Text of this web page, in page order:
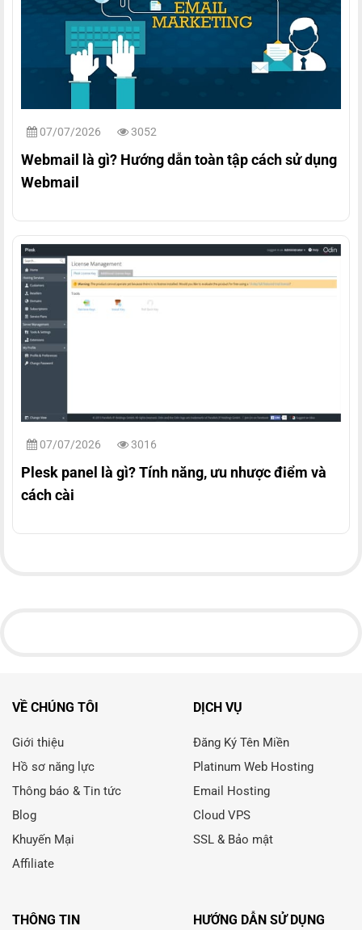
07/07/2026 3052
Webmail là gì? Hướng dẫn toàn tập cách sử dụng
Webmail
07/07/2026 3016
Plesk panel là gì? Tính năng, ưu nhược điểm và
cách cài
VỀ CHÚNG TÔI
Giới thiệu
Hồ sơ năng lực
Thông báo & Tin tức
Blog
Khuyến Mại
Affiliate
DỊCH VỤ
Đăng Ký Tên Miền
Platinum Web Hosting
Email Hosting
Cloud VPS
SSL & Bảo mật
THÔNG TIN HƯỚNG DẪN SỬ DỤNG